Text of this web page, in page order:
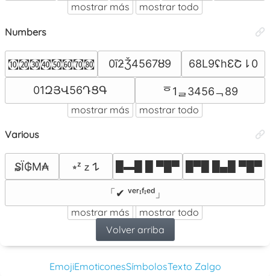
mostrar más mostrar todo
Numbers
㉈㉉㉊㉋㉌㉍㉎㉏ 0īƻǮ4567Ȣ9 68L9ʢhƐՇ⇂0
01ԶՅՎ56ԴՑԳ ᅙ1ᆯ3456ᆨ89
mostrar más mostrar todo
Various
₷Ϊ₲Μ₳ ⭒ᶻ 𝗓 𐰁 █▬█ █ ▀█▀ █▀█ █▄█ ▀█▀
「✔ ᵛᵉʳᶦᶠᶦᵉᵈ」
mostrar más
mostrar todo
Volver arriba
EmojiEmoticonesSímbolosTexto Zalgo